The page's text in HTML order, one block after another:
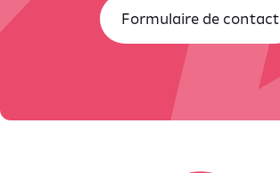
Formulaire de contact